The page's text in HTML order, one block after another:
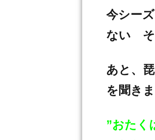
今シー
ない そ
あと、
を聞き
”おたく